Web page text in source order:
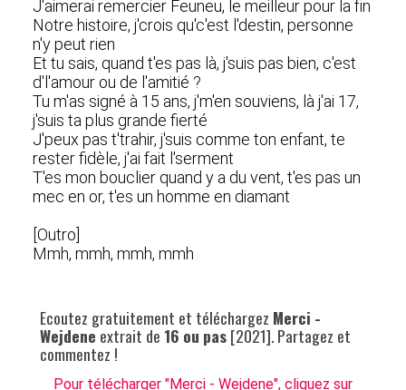
J'aimerai remercier Feuneu, le meilleur pour la fin
Notre histoire, j'crois qu'c'est l'destin, personne
n'y peut rien
Et tu sais, quand t'es pas là, j'suis pas bien, c'est
d'l'amour ou de l'amitié ?
Tu m'as signé à 15 ans, j'm'en souviens, là j'ai 17,
j'suis ta plus grande fierté
J'peux pas t'trahir, j'suis comme ton enfant, te
rester fidèle, j'ai fait l'serment
T'es mon bouclier quand y a du vent, t'es pas un
mec en or, t'es un homme en diamant
[Outro]
Mmh, mmh, mmh, mmh
Ecoutez gratuitement et téléchargez Merci -
Wejdeneextrait de 16 ou pas[2021]. Partagez et
commentez !
Pour télécharger "Merci - Wejdene", cliquez sur